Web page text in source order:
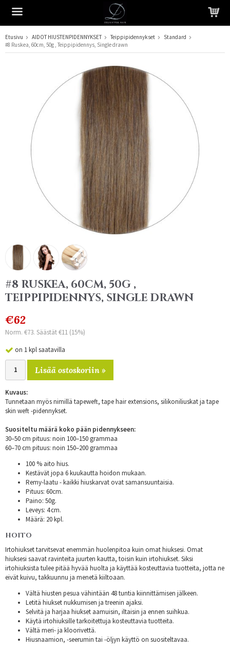
Tuote on lisätty ostoskoriin
Etusivu AIDOT HIUSTENPIDENNYKSET Teippipidennykset
Standard
#8 Ruskea, 60cm, 50g , Teippipidennys, Single drawn
#8 RUSKEA, 60CM, 50G ,
TEIPPIPIDENNYS, SINGLE DRAWN
€62
Norm. €73. Säästät €11 (15%)
on 1 kpl saatavilla
Lisää ostoskoriin »
Kuvaus:
Tunnetaan myös nimillä tapeweft, tape hair extensions, silikoniliuskat ja tape
skin weft -pidennykset.
Suositeltu määrä koko pään pidennykseen:
30–50 cm pituus: noin 100–150 grammaa
60–70 cm pituus: noin 150–200 grammaa
100 % aito hius.
Kestävät jopa 6 kuukautta hoidon mukaan.
Remy-laatu - kaikki hiuskarvat ovat samansuuntaisia.
Pituus: 60cm.
Paino: 50g.
Leveys: 4 cm.
Määrä: 20 kpl.
HOITO
Irtohiukset tarvitsevat enemmän huolenpitoa kuin omat hiuksesi. Omat
hiuksesi saavat ravinteita juurten kautta, toisin kuin irtohiukset. Siksi
irtohiuksista tulee pitää hyvää huolta ja käyttää kosteuttavia tuotteita, jotta ne
eivät kuivu, takkuunnu ja menetä kiiltoaan.
Vältä hiusten pesua vähintään 48 tuntia kiinnittämisen jälkeen.
Letitä hiukset nukkumisen ja treenin ajaksi.
Selvitä ja harjaa hiukset aamuisin, iltaisin ja ennen suihkua.
Käytä irtohiuksille tarkoitettuja kosteuttavia tuotteita.
Vältä meri- ja kloorivettä.
Hiusnaamion, -seerumin tai -öljyn käyttö on suositeltavaa.